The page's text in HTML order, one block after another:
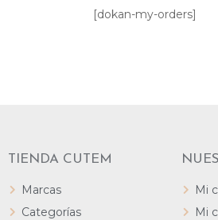
[dokan-my-orders]
TIENDA CUTEM
Marcas
Categorías
Mi
Mi